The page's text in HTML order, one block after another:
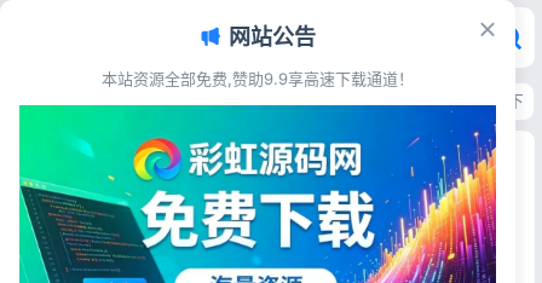
首页>源码资源>小说漫画>仿百度文库网站源码 PHP文档在线预览积分下
仿百度文库网站源码 PHP文档在线预览积分下载建
站系统
彩虹源码网
2026-06-03 12阅读
网站公告
本站资源全部免费,赞助9.9享高速下载通道！